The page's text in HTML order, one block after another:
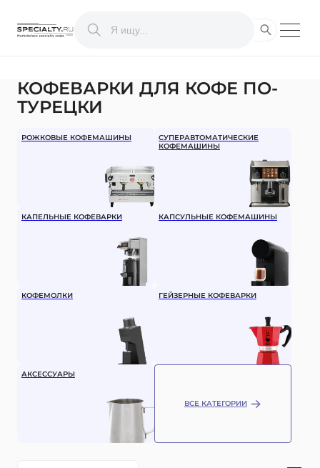
КОФЕВАРКИ ДЛЯ КОФЕ ПО-
ТУРЕЦКИ
РОЖКОВЫЕ КОФЕМАШИНЫ
СУПЕРАВТОМАТИЧЕСКИЕ
КОФЕМАШИНЫ
КАПЕЛЬНЫЕ КОФЕВАРКИ КАПСУЛЬНЫЕ КОФЕМАШИНЫ
КОФЕМОЛКИ ГЕЙЗЕРНЫЕ КОФЕВАРКИ
АКСЕССУАРЫ
ВСЕ КАТЕГОРИИ